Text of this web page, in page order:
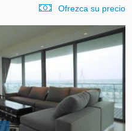
Ofrezca su precio